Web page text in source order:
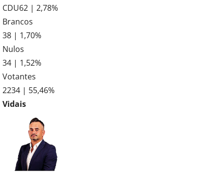
CDU62 | 2,78%
Brancos
38 | 1,70%
Nulos
34 | 1,52%
Votantes
2234 | 55,46%
Vidais